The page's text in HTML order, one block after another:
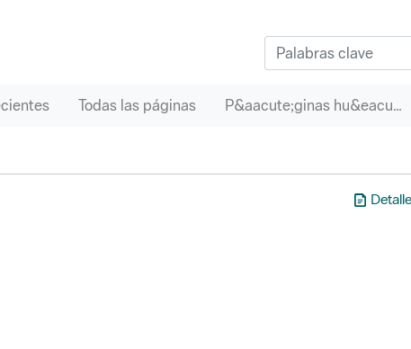
Todas las páginas P&aacute;ginas hu&eacute;rfanas
media es de 0 estrellas de 5.